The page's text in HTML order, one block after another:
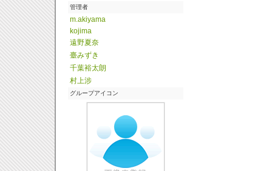
管理者
m. akiyama
kojima
遠野夏奈
臺みずき
千葉裕太朗
村上涉
グループアイコン